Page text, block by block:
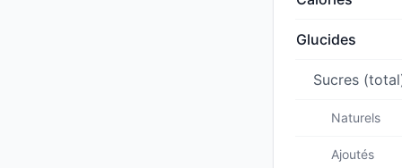
Glucides
Sucres
Naturels
Ajoutés